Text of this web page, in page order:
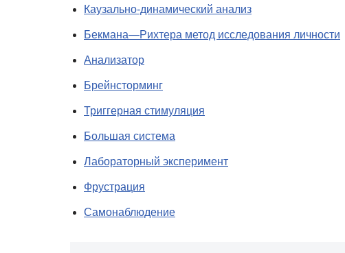
Каузально-динамический анализ
Бекмана—Рихтера метод исследования личности
Анализатор
Брейнсторминг
Триггерная стимуляция
Большая система
Лабораторный эксперимент
Фрустрация
Самонаблюдение